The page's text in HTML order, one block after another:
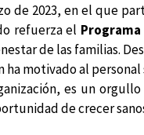
de 2023, en el que
refuerza el
de las familias.
motivado al
es un
de crecer